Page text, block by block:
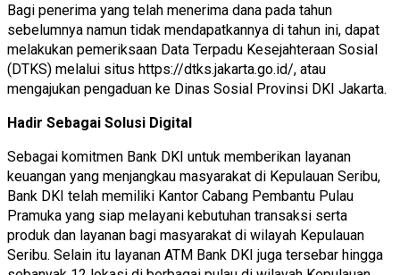
Bagi penerima yang telah menerima dana pada tahun
sebelumnya namun tidak mendapatkannya di tahun ini, dapat
melakukan pemeriksaan Data Terpadu Kesejahteraan Sosial
(DTKS) melalui situs https://dtks.jakarta.go.id/, atau
mengajukan pengaduan ke Dinas Sosial Provinsi DKI Jakarta.
Hadir Sebagai Solusi Digital
Sebagai komitmen Bank DKI untuk memberikan layanan
keuangan yang menjangkau masyarakat di Kepulauan Seribu,
Bank DKI telah memiliki Kantor Cabang Pembantu Pulau
Pramuka yang siap melayani kebutuhan transaksi serta
produk dan layanan bagi masyarakat di wilayah Kepulauan
Seribu. Selain itu layanan ATM Bank DKI juga tersebar hingga